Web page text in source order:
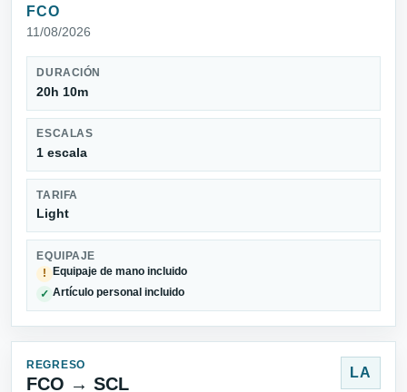
FCO
11/08/2026
DURACIÓN
20h 10m
ESCALAS
1 escala
TARIFA
Light
EQUIPAJE
!
Equipaje de mano incluido
✓ Artículo personal incluido
REGRESO
FCO → SCL
LA